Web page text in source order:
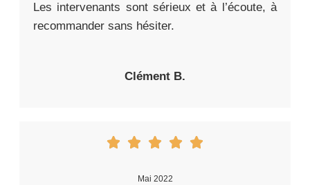
Les intervenants sont sérieux et à l’écoute, à
recommander sans hésiter.
Clément B.
Mai 2022